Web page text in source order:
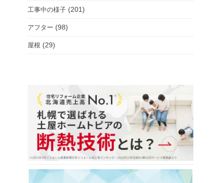
工事中の様子 (201)
アフター (98)
屋根 (29)